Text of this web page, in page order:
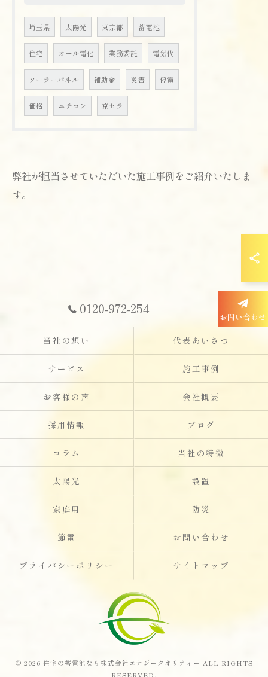
埼玉県 太陽光 東京都 蓄電池
住宅 オール電化 業務委託 電気代
ソーラーパネル 補助金 災害 停電
価格 ニチコン 京セラ
弊社が担当させていただいた施工事例をご紹介いたしま
す。
0120-972-254 お問い合わせ
当社の想い 代表あいさつ
サービス 施工事例
お客様の声 会社概要
採用情報 ブログ
コラム 当社の特徴
太陽光 設置
家庭用 防災
節電 お問い合わせ
プライバシーポリシー サイトマップ
© 2026 住宅の蓄電池なら株式会社エナジークオリティー ALL RIGHTS
RESERVED.